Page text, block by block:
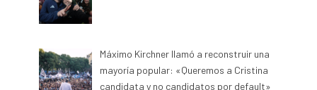
Máximo Kirchner llamó a reconstruir una
mayoría popular: «Queremos a Cristina
candidata y no candidatos por default»